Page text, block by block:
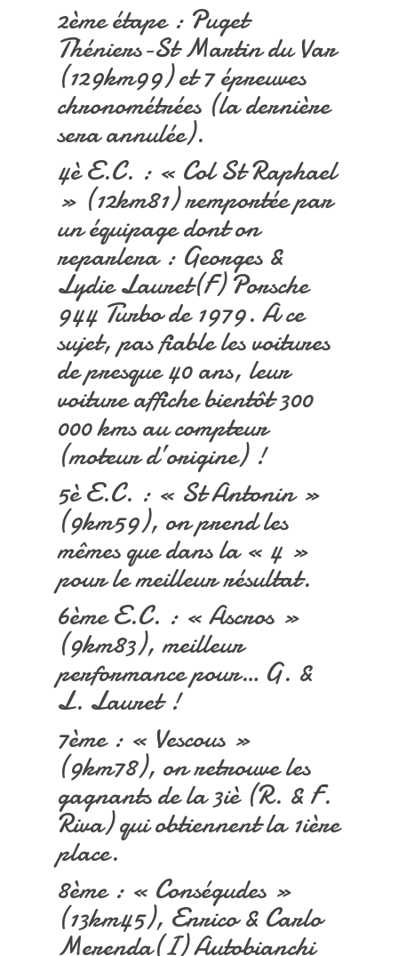
2ème étape : Puget
Théniers-St Martin du Var
(129km99) et 7 épreuves
chronométrées (la dernière
sera annulée).
4è E.C. : « Col St Raphael
» (12km81) remportée par
un équipage dont on
reparlera : Georges &
Lydie Lauret(F) Porsche
944 Turbo de 1979. A ce
sujet, pas fiable les voitures
de presque 40 ans, leur
voiture affiche bientôt 300
000 kms au compteur
(moteur d’origine) !
5è E.C. : « St Antonin »
(9km59), on prend les
mêmes que dans la « 4 »
pour le meilleur résultat.
6ème E.C. : « Ascros »
(9km83), meilleur
performance pour… G. &
L. Lauret !
7ème : « Vescous »
(9km78), on retrouve les
gagnants de la 3iè (R. & F.
Riva) qui obtiennent la 1ière
place.
8ème : « Conségudes »
(13km45), Enrico & Carlo
Merenda(I) Autobianchi